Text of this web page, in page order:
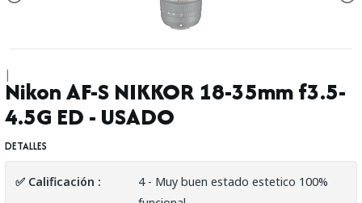
|
Nikon AF-S NIKKOR 18-35mm f3.5-
4.5G ED - USADO
DETALLES
✅ Calificación :
4 - Muy buen estado estetico 100%